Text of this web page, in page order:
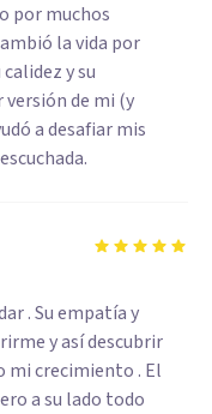
por muchos
la vida por
y su
de mi (y
a desafiar mis
. Su empatía y
y así descubrir
mi crecimiento . El
a su lado todo